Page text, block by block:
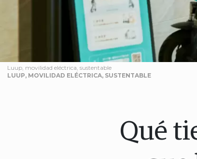
Luup, movilidad eléctrica, sustentable
LUUP, MOVILIDAD ELÉCTRICA, SUSTENTABLE
Qué